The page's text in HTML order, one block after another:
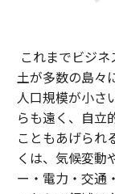
これまでビジ
土が多数の島々
人口規模が小さ
らも遠く、自立
こともあげられ
くは、気候変動
ー・電力・交通